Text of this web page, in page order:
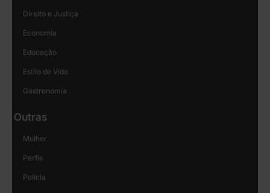
Direito e Justiça
Economia
Educação
Estilo de Vida
Gastronomia
Outras
Mulher
Perfis
Polícia